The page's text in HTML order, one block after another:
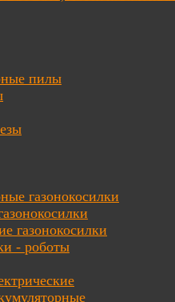
пилы
газонокосилки
газонокосилки
- роботы